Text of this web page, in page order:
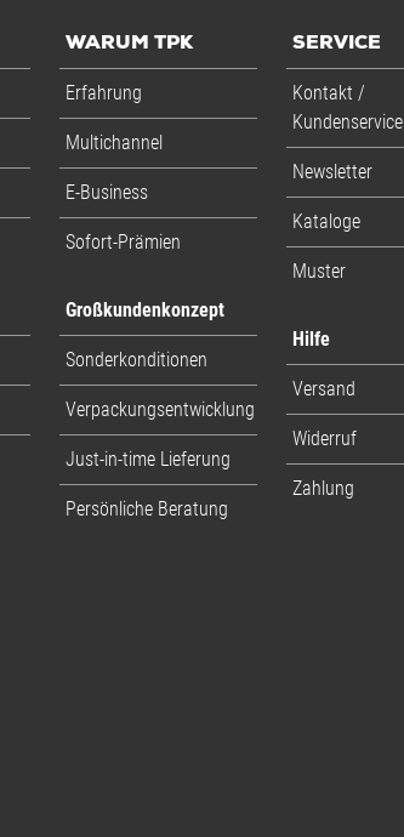
WARUM TPK
Erfahrung
Multichannel
E-Business
Sofort-Prämien
Großkundenkonzept
Sonderkonditionen
Verpackungsentwicklung
Just-in-time Lieferung
Persönliche Beratung
SERVICE
Kontakt /
Kundenservice
Newsletter
Kataloge
Muster
Hilfe
Versand
Widerruf
Zahlung